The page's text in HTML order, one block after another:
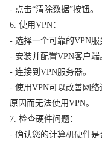
- 点击“清除数据”按钮。
6. 使用VPN：
- 选择一个可靠的VPN服
- 安装并配置VPN客户端
- 连接到VPN服务器。
- 使用VPN可以改善网
原因而无法使用VPN。
7. 检查硬件问题：
- 确认您的计算机硬件是